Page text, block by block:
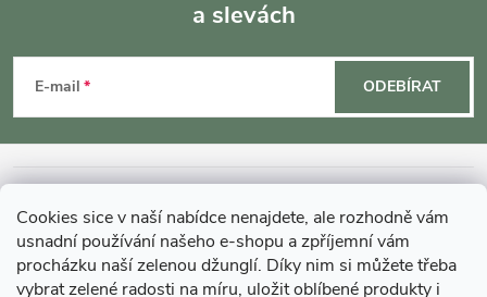
Cookies sice v naší nabídce nenajdete, ale rozhodně vám
usnadní používání našeho e-shopu a zpříjemní vám
procházku naší zelenou džunglí. Díky nim si můžete třeba
vybrat zelené radosti na míru, uložit oblíbené produkty i
p
a
a slevách
E-mail ODEBÍRAT
MOHLO BY VÁS ZAJÍMAT